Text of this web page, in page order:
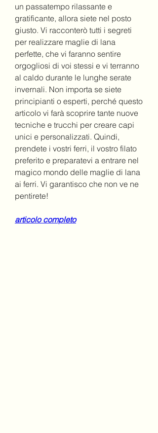
un passatempo rilassante e
gratificante, allora siete nel posto
giusto. Vi racconterò tutti i segreti
per realizzare maglie di lana
perfette, che vi faranno sentire
orgogliosi di voi stessi e vi terranno
al caldo durante le lunghe serate
invernali. Non importa se siete
principianti o esperti, perché questo
articolo vi farà scoprire tante nuove
tecniche e trucchi per creare capi
unici e personalizzati. Quindi,
prendete i vostri ferri, il vostro filato
preferito e preparatevi a entrare nel
magico mondo delle maglie di lana
ai ferri. Vi garantisco che non ve ne
pentirete!
articolo completo